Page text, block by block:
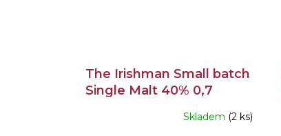
The Irishman Small batch
Single Malt 40% 0,7
Skladem (2 ks)